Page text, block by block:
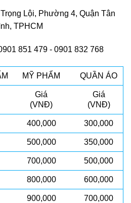
Lội, Phường 4, Quận Tân
TPHCM
851 479 - 0901 832 768
MỸ PHẨM QUẦN ÁO
Giá
(VNĐ)
Giá
(VNĐ)
400,000 300,000
500,000 350,000
700,000 500,000
800,000 600,000
900,000 700,000